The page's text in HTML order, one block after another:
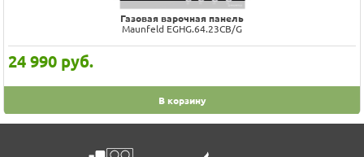
Газовая варочная панель
Maunfeld EGHG.64.23CB/G
24 990 руб.
В корзину